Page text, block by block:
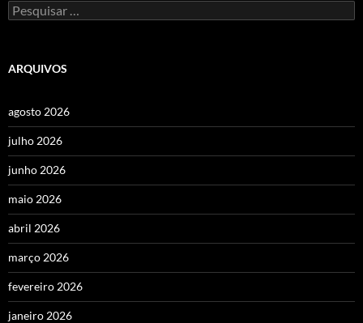
Pesquisar
por:
ARQUIVOS
agosto 2026
julho 2026
junho 2026
maio 2026
abril 2026
março 2026
fevereiro 2026
janeiro 2026